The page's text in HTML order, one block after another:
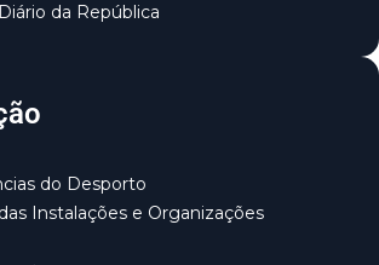
da República
do Desporto
Instalações e Organizações